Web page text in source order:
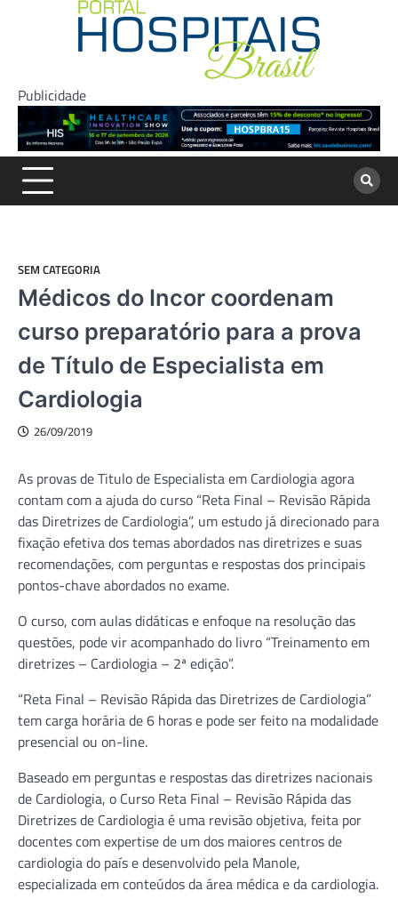
Publicidade
SEM CATEGORIA
Médicos do Incor coordenam
curso preparatório para a prova
de Título de Especialista em
Cardiologia
26/09/2019
As provas de Titulo de Especialista em Cardiologia agora
contam com a ajuda do curso “Reta Final – Revisão Rápida
das Diretrizes de Cardiologia”, um estudo já direcionado para
fixação efetiva dos temas abordados nas diretrizes e suas
recomendações, com perguntas e respostas dos principais
pontos-chave abordados no exame.
O curso, com aulas didáticas e enfoque na resolução das
questões, pode vir acompanhado do livro “Treinamento em
diretrizes – Cardiologia – 2ª edição”.
“Reta Final – Revisão Rápida das Diretrizes de Cardiologia”
tem carga horária de 6 horas e pode ser feito na modalidade
presencial ou on-line.
Baseado em perguntas e respostas das diretrizes nacionais
de Cardiologia, o Curso Reta Final – Revisão Rápida das
Diretrizes de Cardiologia é uma revisão objetiva, feita por
docentes com expertise de um dos maiores centros de
cardiologia do país e desenvolvido pela Manole,
especializada em conteúdos da área médica e da cardiologia.